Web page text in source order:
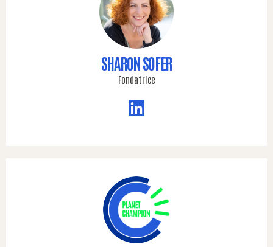
SHARON SOFER
Fondatrice